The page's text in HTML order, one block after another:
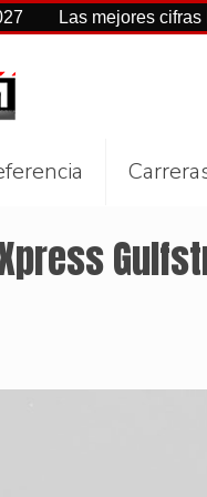
mejores cifras Beyer